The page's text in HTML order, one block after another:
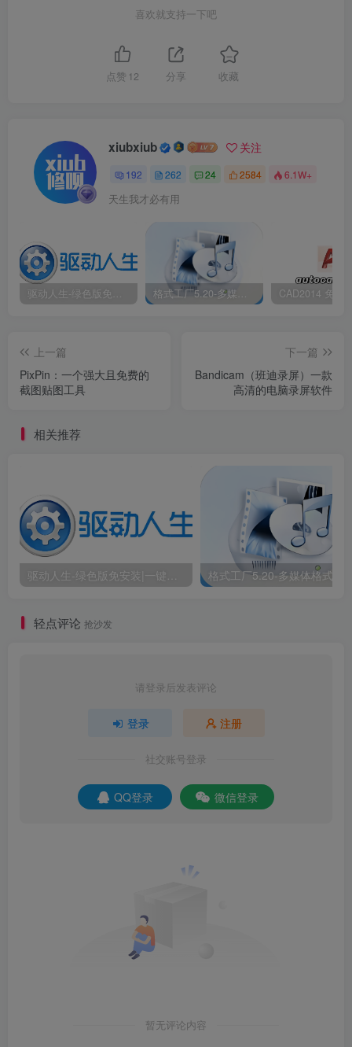
喜欢就支持一下吧
点赞 12 分享 收藏
xiubxiub 关注
192 262 24 2584 6.1W+
天生我才必有用
驱动人生-绿色版免安装|一键运行exe 格式工厂5.20-多媒体格式转换工具|免安装绿色版
上一篇
PixPin：一个强大且免费的
截图贴图工具
下一篇
Bandicam（班迪录屏）一款
高清的电脑录屏软件
相关推荐
轻点评论 抢沙发
请登录后发表评论
登录 注册
社交账号登录
QQ登录 微信登录
暂无评论内容